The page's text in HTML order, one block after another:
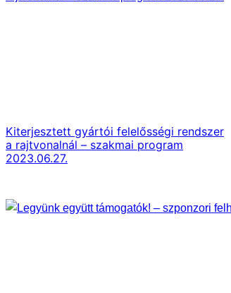
Kiterjesztett gyártói felelősségi rendszer
a rajtvonalnál – szakmai program
2023.06.27.